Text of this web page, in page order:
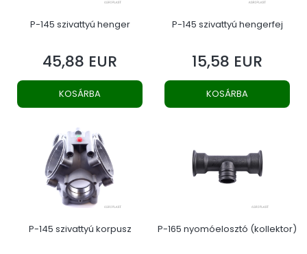
P-145 szivattyú henger
Ár
45,88 EUR
KOSÁRBA
P-145 szivattyú hengerfej
Ár
15,58 EUR
KOSÁRBA
P-145 szivattyú korpusz P-165 nyomóelosztó (kollektor)